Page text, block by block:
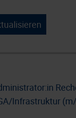
Infrastruktur